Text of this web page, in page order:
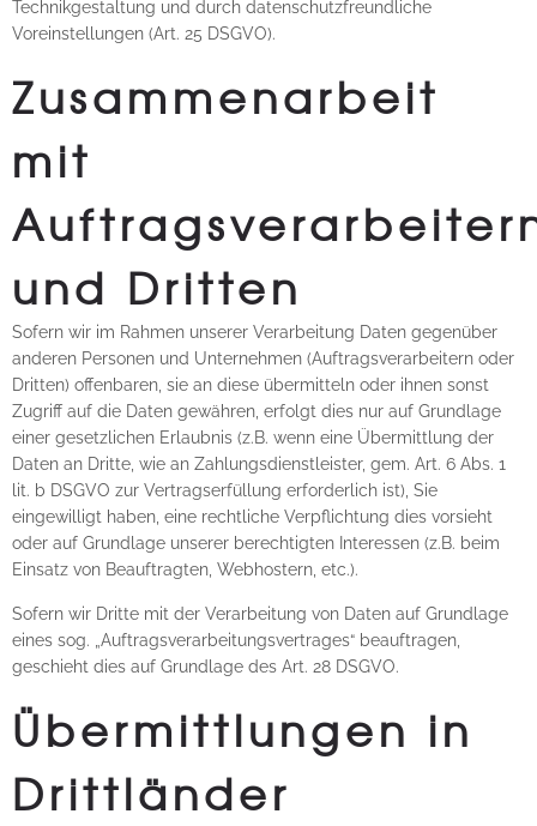
Technikgestaltung und durch datenschutzfreundliche
Voreinstellungen (Art. 25 DSGVO).
Zusammenarbeit
mit
und Dritten
Sofern wir im Rahmen unserer Verarbeitung Daten gegenüber
anderen Personen und Unternehmen (Auftragsverarbeitern oder
Dritten) offenbaren, sie an diese übermitteln oder ihnen sonst
Zugriff auf die Daten gewähren, erfolgt dies nur auf Grundlage
einer gesetzlichen Erlaubnis (z.B. wenn eine Übermittlung der
Daten an Dritte, wie an Zahlungsdienstleister, gem. Art. 6 Abs. 1
lit. b DSGVO zur Vertragserfüllung erforderlich ist), Sie
eingewilligt haben, eine rechtliche Verpflichtung dies vorsieht
oder auf Grundlage unserer berechtigten Interessen (z.B. beim
Einsatz von Beauftragten, Webhostern, etc.).
Sofern wir Dritte mit der Verarbeitung von Daten auf Grundlage
eines sog. „Auftragsverarbeitungsvertrages“ beauftragen,
geschieht dies auf Grundlage des Art. 28 DSGVO.
Übermittlungen in
Drittländer